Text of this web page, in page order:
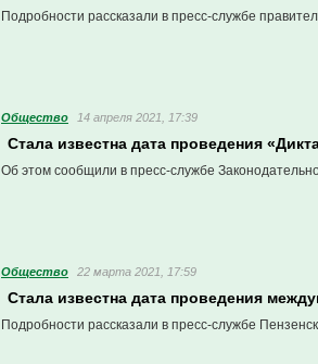
Подробности рассказали в пресс-службе
Общество 14 апреля 2021, 17:39
Стала известна дата проведения
Об этом сообщили в пресс-службе
Общество 22 марта 2021, 17:59
Стала известна дата проведения
Подробности рассказали в пресс-службе